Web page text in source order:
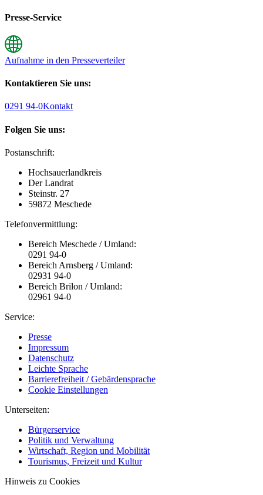
Presse-Service
Aufnahme in den Presseverteiler
Kontaktieren Sie uns:
0291 94-0Kontakt
Folgen Sie uns:
Postanschrift:
Hochsauerlandkreis
Der Landrat
Steinstr. 27
59872 Meschede
Telefonvermittlung:
Bereich Meschede / Umland:
0291 94-0
Bereich Arnsberg / Umland:
02931 94-0
Bereich Brilon / Umland:
02961 94-0
Service:
Presse
Impressum
Datenschutz
Leichte Sprache
Barrierefreiheit / Gebärdensprache
Cookie Einstellungen
Unterseiten:
Bürgerservice
Politik und Verwaltung
Wirtschaft, Region und Mobilität
Tourismus, Freizeit und Kultur
Hinweis zu Cookies